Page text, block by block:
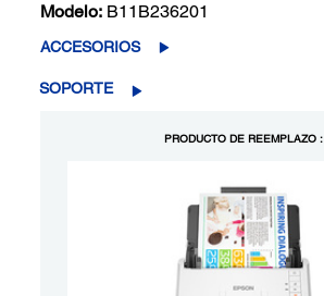
Modelo: B11B236201
ACCESORIOS
SOPORTE
PRODUCTO DE REEMPLAZO :